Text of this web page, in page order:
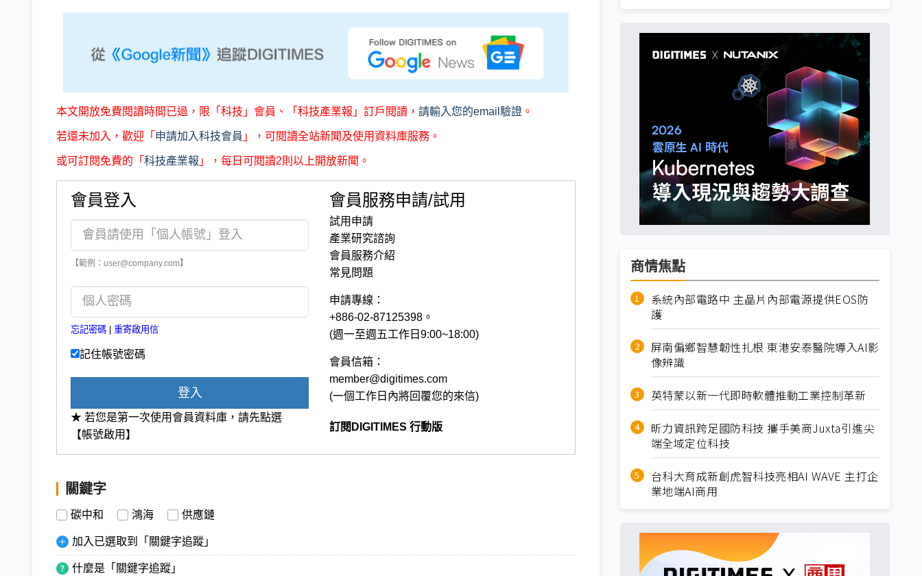
本文開放免費閱讀時間已過，限「科技」會員、「科技產業報」訂戶閱讀， 請輸入您的email驗證 。
若還未加入，歡迎「 申請加入科技會員 」，可閱讀全站新聞及使用資料庫服務。
或可訂閱免費的「 科技產業報 」，每日可閱讀2則以上開放新聞。
會員登入
【範例：user@company.com】
忘記密碼 重寄啟用信
記住帳號密碼
登入
★ 若您是第一次使用會員資料庫，請先點選
【帳號啟用】
會員服務申請/試用
試用申請
產業研究諮詢
會員服務介紹
常見問題
申請專線：
+886-02-87125398。
(週一至週五工作日9:00~18:00)
會員信箱：
member@digitimes.com
(一個工作日內將回覆您的來信)
訂閱DIGITIMES 行動版
關鍵字
碳中和 鴻海 供應鏈
加入已選取到「關鍵字追蹤」
什麼是「關鍵字追蹤」
商情焦點
系統內部電路中 主晶片內部電源提供EOS防
護
屏南偏鄉智慧韌性扎根 東港安泰醫院導入AI影
像辨識
英特蒙以新一代即時軟體推動工業控制革新
昕力資訊跨足國防科技 攜手美商Juxta引進尖
端全域定位科技
台科大育成新創虎智科技亮相AI WAVE 主打企
業地端AI商用